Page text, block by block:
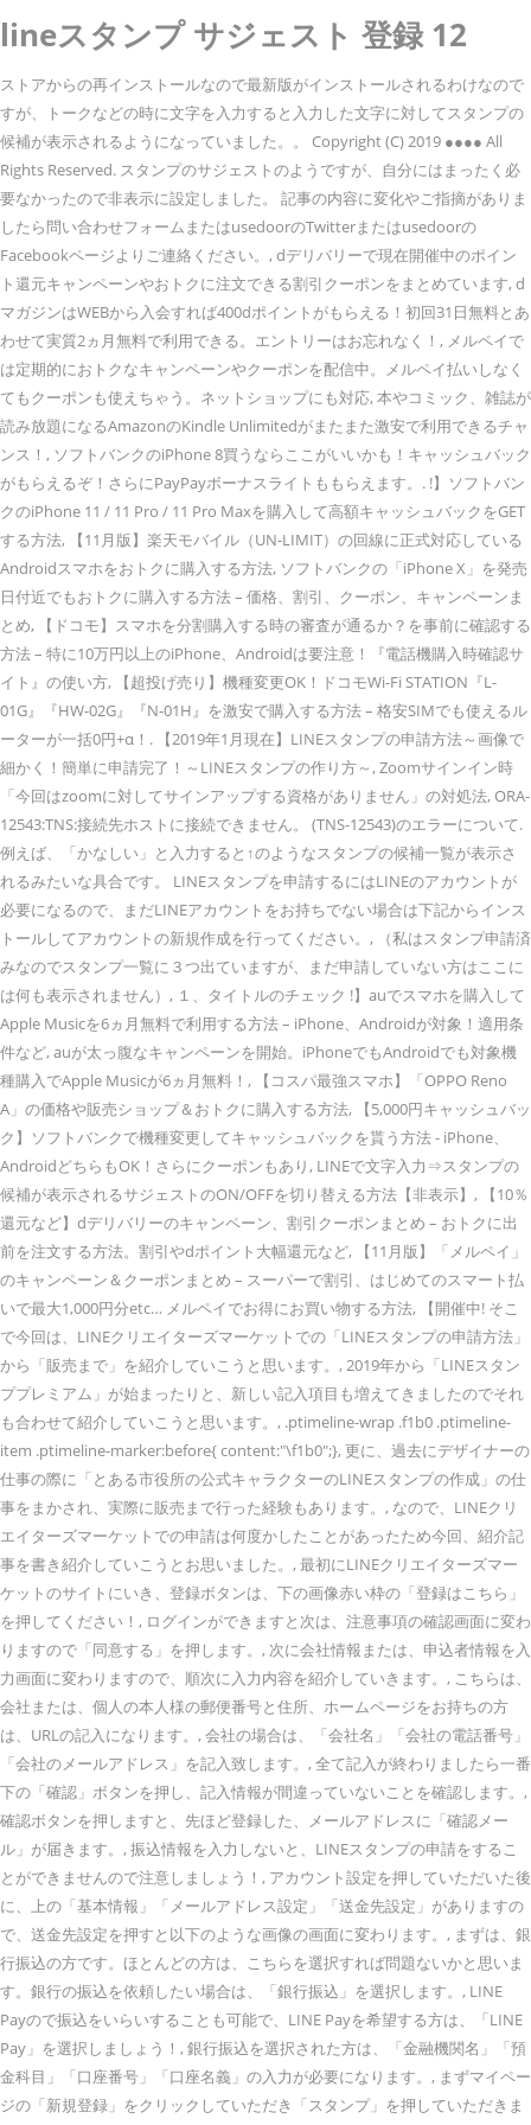
lineスタンプ サジェスト 登録 12
ストアからの再インストールなので最新版がインストールされるわけなので
すが、トークなどの時に文字を入力すると入力した文字に対してスタンプの
候補が表示されるようになっていました。。 Copyright (C) 2019 ●●●● All
Rights Reserved. スタンプのサジェストのようですが、自分にはまったく必
要なかったので非表示に設定しました。 記事の内容に変化やご指摘がありま
したら問い合わせフォームまたはusedoorのTwitterまたはusedoorの
Facebookページよりご連絡ください。, dデリバリーで現在開催中のポイン
ト還元キャンペーンやおトクに注文できる割引クーポンをまとめています, d
マガジンはWEBから入会すれば400dポイントがもらえる！初回31日無料とあ
わせて実質2ヵ月無料で利用できる。エントリーはお忘れなく！, メルペイで
は定期的におトクなキャンペーンやクーポンを配信中。メルペイ払いしなく
てもクーポンも使えちゃう。ネットショップにも対応, 本やコミック、雑誌が
読み放題になるAmazonのKindle Unlimitedがまたまた激安で利用できるチャ
ンス！, ソフトバンクのiPhone 8買うならここがいいかも！キャッシュバック
がもらえるぞ！さらにPayPayボーナスライトももらえます。. !】ソフトバン
クのiPhone 11 / 11 Pro / 11 Pro Maxを購入して高額キャッシュバックをGET
する方法, 【11月版】楽天モバイル（UN-LIMIT）の回線に正式対応している
Androidスマホをおトクに購入する方法, ソフトバンクの「iPhone X」を発売
日付近でもおトクに購入する方法 – 価格、割引、クーポン、キャンペーンま
とめ, 【ドコモ】スマホを分割購入する時の審査が通るか？を事前に確認する
方法 – 特に10万円以上のiPhone、Androidは要注意！『電話機購入時確認サ
イト』の使い方, 【超投げ売り】機種変更OK！ドコモWi-Fi STATION『L-
01G』『HW-02G』『N-01H』を激安で購入する方法 – 格安SIMでも使えるル
ーターが一括0円+α！. 【2019年1月現在】LINEスタンプの申請方法～画像で
細かく！簡単に申請完了！～LINEスタンプの作り方～, Zoomサインイン時
「今回はzoomに対してサインアップする資格がありません」の対処法, ORA-
12543:TNS:接続先ホストに接続できません。 (TNS-12543)のエラーについて.
例えば、「かなしい」と入力すると↑のようなスタンプの候補一覧が表示さ
れるみたいな具合です。 LINEスタンプを申請するにはLINEのアカウントが
必要になるので、まだLINEアカウントをお持ちでない場合は下記からインス
トールしてアカウントの新規作成を行ってください。, （私はスタンプ申請済
みなのでスタンプ一覧に３つ出ていますが、まだ申請していない方はここに
は何も表示されません）, １、タイトルのチェック !】auでスマホを購入して
Apple Musicを6ヵ月無料で利用する方法 – iPhone、Androidが対象！適用条
件など, auが太っ腹なキャンペーンを開始。iPhoneでもAndroidでも対象機
種購入でApple Musicが6ヵ月無料！, 【コスパ最強スマホ】「OPPO Reno
A」の価格や販売ショップ＆おトクに購入する方法, 【5,000円キャッシュバッ
ク】ソフトバンクで機種変更してキャッシュバックを貰う方法 - iPhone、
AndroidどちらもOK！さらにクーポンもあり, LINEで文字入力⇒スタンプの
候補が表示されるサジェストのON/OFFを切り替える方法【非表示】, 【10％
還元など】dデリバリーのキャンペーン、割引クーポンまとめ – おトクに出
前を注文する方法。割引やdポイント大幅還元など, 【11月版】「メルペイ」
のキャンペーン＆クーポンまとめ – スーパーで割引、はじめてのスマート払
いで最大1,000円分etc… メルペイでお得にお買い物する方法, 【開催中! そこ
で今回は、LINEクリエイターズマーケットでの「LINEスタンプの申請方法」
から「販売まで」を紹介していこうと思います。, 2019年から「LINEスタン
ププレミアム」が始まったりと、新しい記入項目も増えてきましたのでそれ
も合わせて紹介していこうと思います。, .ptimeline-wrap .f1b0 .ptimeline-
item .ptimeline-marker:before{ content:"\f1b0";}, 更に、過去にデザイナーの
仕事の際に「とある市役所の公式キャラクターのLINEスタンプの作成」の仕
事をまかされ、実際に販売まで行った経験もあります。, なので、LINEクリ
エイターズマーケットでの申請は何度かしたことがあったため今回、紹介記
事を書き紹介していこうとお思いました。, 最初にLINEクリエイターズマー
ケットのサイトにいき、登録ボタンは、下の画像赤い枠の「登録はこちら」
を押してください！, ログインができますと次は、注意事項の確認画面に変わ
りますので「同意する」を押します。, 次に会社情報または、申込者情報を入
力画面に変わりますので、順次に入力内容を紹介していきます。, こちらは、
会社または、個人の本人様の郵便番号と住所、ホームページをお持ちの方
は、URLの記入になります。, 会社の場合は、「会社名」「会社の電話番号」
「会社のメールアドレス」を記入致します。, 全て記入が終わりましたら一番
下の「確認」ボタンを押し、記入情報が間違っていないことを確認します。,
確認ボタンを押しますと、先ほど登録した、メールアドレスに「確認メー
ル」が届きます。, 振込情報を入力しないと、LINEスタンプの申請をするこ
とができませんので注意しましょう！, アカウント設定を押していただいた後
に、上の「基本情報」「メールアドレス設定」「送金先設定」がありますの
で、送金先設定を押すと以下のような画像の画面に変わります。, まずは、銀
行振込の方です。ほとんどの方は、こちらを選択すれば問題ないかと思いま
す。銀行の振込を依頼したい場合は、「銀行振込」を選択します。, LINE
Payので振込をいらいすることも可能で、LINE Payを希望する方は、「LINE
Pay」を選択しましょう！, 銀行振込を選択された方は、「金融機関名」「預
金科目」「口座番号」「口座名義」の入力が必要になります。, まずマイペー
ジの「新規登録」をクリックしていただき「スタンプ」を押していただきま